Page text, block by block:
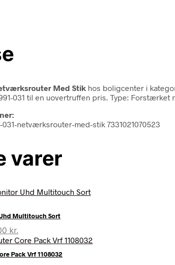
Med Stik hos boligcenter i
031 til en uovertruffen pris. Type:
netværksrouter-med-stik 7331021070523
varer
Multitouch Sort
kr.
aktuelle
pris
er:
Pack Vrf 1108032